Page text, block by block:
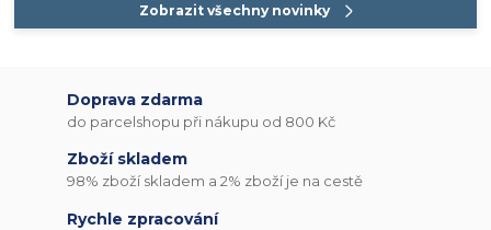
Zobrazit všechny novinky
Doprava zdarma
do parcelshopu při nákupu od 800 Kč
Zboží skladem
98% zboží skladem a 2% zboží je na cestě
Rychle zpracování